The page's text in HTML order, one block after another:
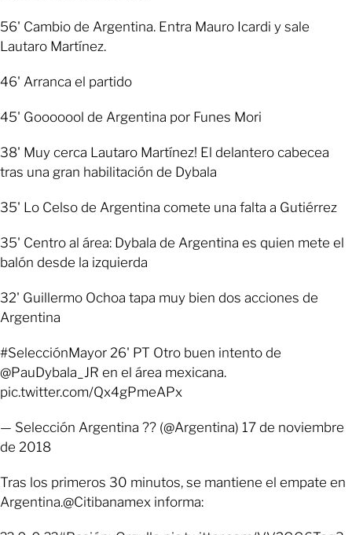
56' Cambio de Argentina. Entra Mauro Icardi y sale
Lautaro Martínez.
46' Arranca el partido
45' Gooooool de Argentina por Funes Mori
38' Muy cerca Lautaro Martínez! El delantero cabecea
tras una gran habilitación de Dybala
35' Lo Celso de Argentina comete una falta a Gutiérrez
35' Centro al área: Dybala de Argentina es quien mete el
balón desde la izquierda
32' Guillermo Ochoa tapa muy bien dos acciones de
Argentina
#SelecciónMayor 26' PT Otro buen intento de
@PauDybala_JR en el área mexicana.
pic.twitter.com/Qx4gPmeAPx
— Selección Argentina ?? (@Argentina) 17 de noviembre
de 2018
Tras los primeros 30 minutos, se mantiene el empate en
Argentina.@Citibanamex informa: